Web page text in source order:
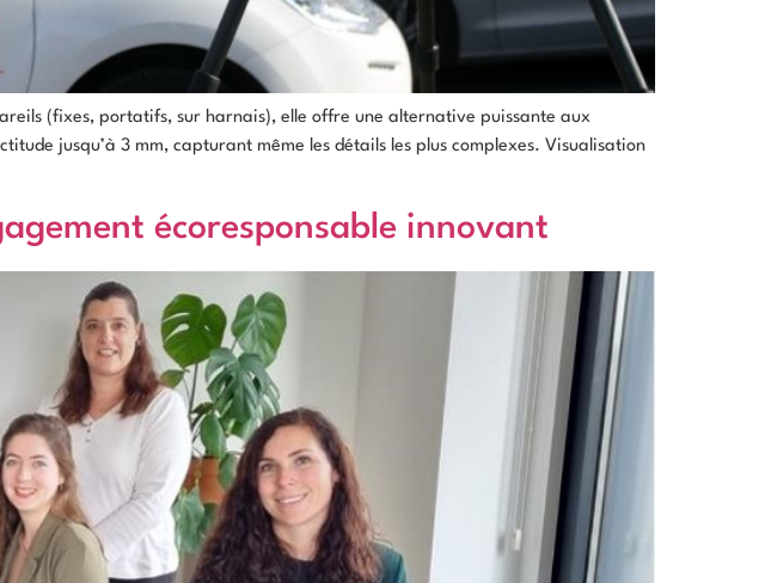
(fixes, portatifs, sur harnais), elle offre une alternative puissante aux
jusqu’à 3 mm, capturant même les détails les plus complexes. Visualisation
écoresponsable innovant